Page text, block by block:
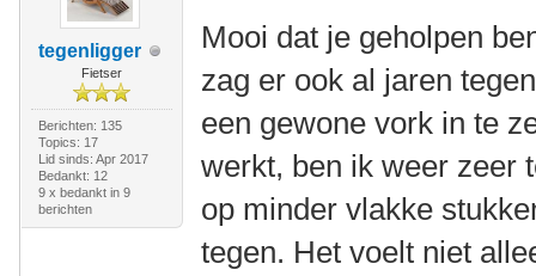
tegenligger
Fietser
Berichten: 135
Topics: 17
Lid sinds: Apr 2017
Bedankt: 12
9 x bedankt in 9
berichten
Mooi dat je geholpen
zag er ook al jaren
een gewone vork in te
werkt, ben ik weer zeer
op minder vlakke
tegen. Het voelt niet